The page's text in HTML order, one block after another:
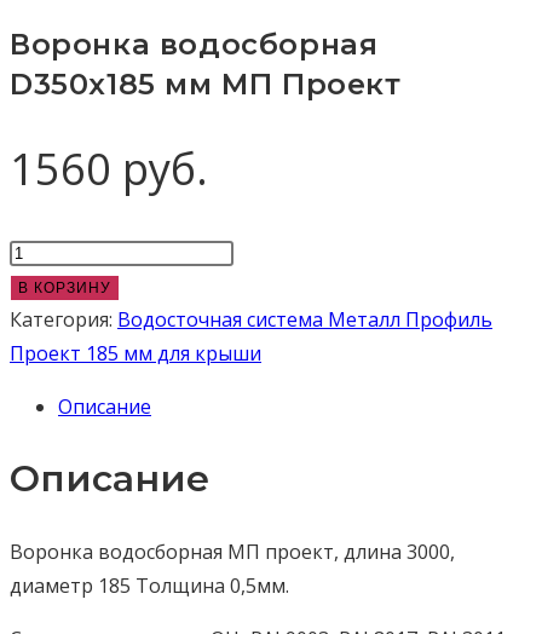
Воронка водосборная
D350х185 мм МП Проект
1560 руб.
Количество
товара
Воронка
водосборная
Проект
В КОРЗИНУ
Категория: Водосточная система Металл Профиль
Проект 185 мм для крыши
Описание
Описание
Воронка водосборная МП проект, длина 3000,
диаметр 185 Толщина 0,5мм.